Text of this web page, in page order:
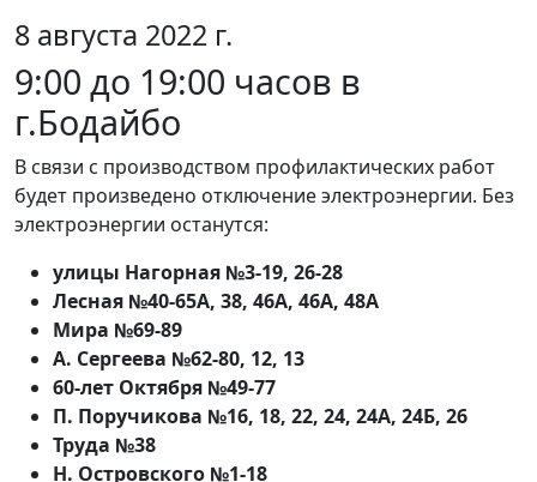
8 августа 2022 г.
9:00 до 19:00 часов в
г.Бодайбо
В связи с производством профилактических работ
будет произведено отключение электроэнергии. Без
электроэнергии останутся:
улицы Нагорная №3-19, 26-28
Лесная №40-65А, 38, 46А, 46А, 48А
Мира №69-89
А. Сергеева №62-80, 12, 13
60-лет Октября №49-77
П. Поручикова №16, 18, 22, 24, 24А, 24Б, 26
Труда №38
Н. Островского №1-18